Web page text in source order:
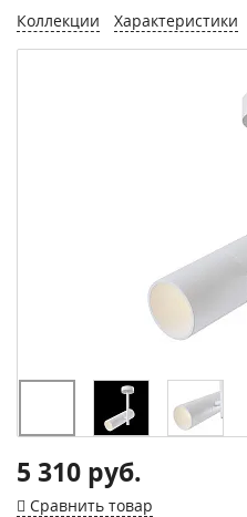
Коллекции Характеристики
5 310 руб.
Сравнить товар